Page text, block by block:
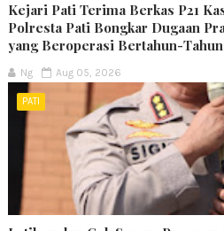
Kejari Pati Terima Berkas P21
Polresta Pati Bongkar Dugaan
yang Beroperasi Bertahun-Tahun
Ng Aug 05, 2026
PATI